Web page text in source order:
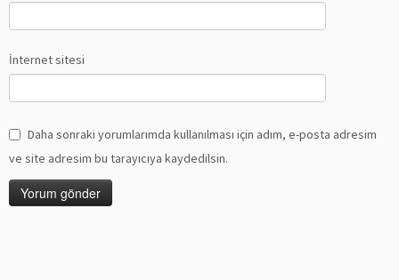
İnternet sitesi
Daha sonraki yorumlarımda kullanılması için adım, e-posta adresim
ve site adresim bu tarayıcıya kaydedilsin.